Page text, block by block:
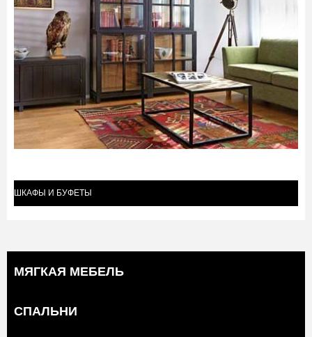
ШКАФЫ И БУФЕТЫ
МЯГКАЯ МЕБЕЛЬ
СПАЛЬНИ